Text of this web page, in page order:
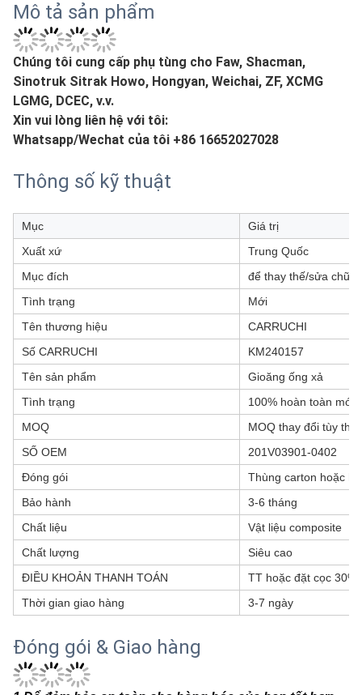
Mô tả sản phẩm
Chúng tôi cung cấp phụ tùng cho Faw, Shacman,
Sinotruk Sitrak Howo, Hongyan, Weichai, ZF, XCMG
LGMG, DCEC, v.v.
Xin vui lòng liên hệ với tôi:
Whatsapp/Wechat của tôi +86 16652027028
Thông số kỹ thuật
Mục
Giá trị
Xuất xứ
Trung Quốc
Mục đích
để thay thế/sửa chữa
Tình trạng
Mới
Tên thương hiệu
CARRUCHI
Số CARRUCHI
KM240157
Tên sản phẩm
Gioăng ống xả
Tình trạng
100% hoàn toàn mới
MOQ
MOQ thay đổi tùy
SỐ OEM
201V03901-0402
Đóng gói
Thùng carton hoặc
Bảo hành
3-6 tháng
Chất liệu
Vật liệu composite
Chất lượng
Siêu cao
ĐIỀU KHOẢN THANH TOÁN
TT hoặc đặt cọc 30%
Thời gian giao hàng
3-7 ngày
Đóng gói & Giao hàng